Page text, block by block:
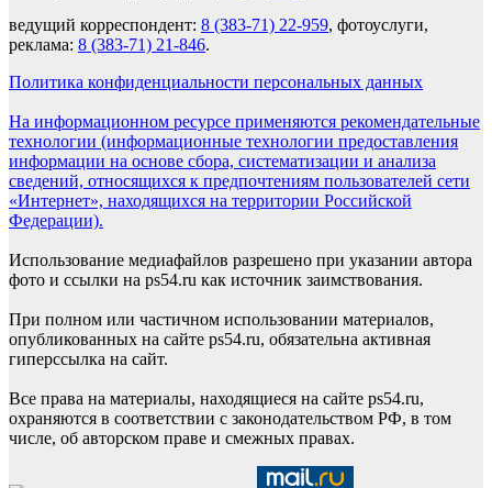
ведущий корреспондент: 8 (383-71) 22-959, фотоуслуги,
реклама: 8 (383-71) 21-846.
Политика конфиденциальности персональных данных
На информационном ресурсе применяются рекомендательные
технологии (информационные технологии предоставления
информации на основе сбора, систематизации и анализа
сведений, относящихся к предпочтениям пользователей сети
«Интернет», находящихся на территории Российской
Федерации).
Использование медиафайлов разрешено при указании автора
фото и ссылки на ps54.ru как источник заимствования.
При полном или частичном использовании материалов,
опубликованных на сайте ps54.ru, обязательна активная
гиперссылка на сайт.
Все права на материалы, находящиеся на сайте ps54.ru,
охраняются в соответствии с законодательством РФ, в том
числе, об авторском праве и смежных правах.